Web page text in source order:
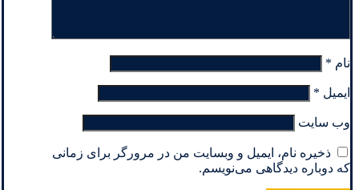
نام *
ایمیل *
وب‌ سایت
ذخیره نام، ایمیل و وبسایت من در مرورگر برای زمانی
که دوباره دیدگاهی می‌نویسم.